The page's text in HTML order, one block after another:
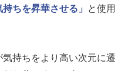
ちを昇華させる」
と使用
持ちをより高い次元に遷